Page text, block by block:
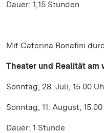
Dauer: 1,15 Stunden
Mit Caterina Bonafini
Theater und Realität
Sonntag, 28. Juli, 15.00
Sonntag, 11. August,
Dauer: 1 Stunde